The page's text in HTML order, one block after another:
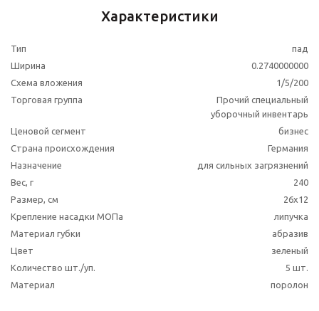
Характеристики
Тип
пад
Ширина
0.2740000000
Схема вложения
1/5/200
Торговая группа
Прочий специальный
уборочный инвентарь
Ценовой сегмент
бизнес
Страна происхождения
Германия
Назначение
для сильных загрязнений
Вес, г
240
Размер, см
26x12
Крепление насадки МОПа
липучка
Материал губки
абразив
Цвет
зеленый
Количество шт./уп.
5 шт.
Материал
поролон